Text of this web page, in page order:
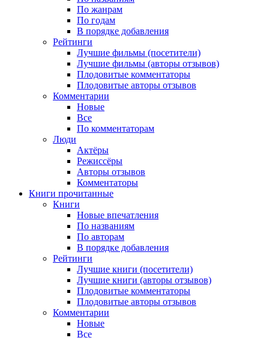
По жанрам
По годам
В порядке добавления
Рейтинги
Лучшие фильмы (посетители)
Лучшие фильмы (авторы отзывов)
Плодовитые комментаторы
Плодовитые авторы отзывов
Комментарии
Новые
Все
По комментаторам
Люди
Актёры
Режиссёры
Авторы отзывов
Комментаторы
Книги прочитанные
Книги
Новые впечатления
По названиям
По авторам
В порядке добавления
Рейтинги
Лучшие книги (посетители)
Лучшие книги (авторы отзывов)
Плодовитые комментаторы
Плодовитые авторы отзывов
Комментарии
Новые
Все